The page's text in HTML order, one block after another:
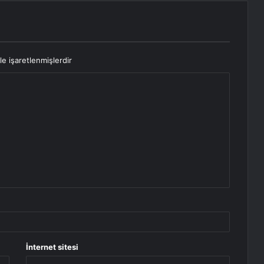
işaretlenmişlerdir
İnternet sitesi